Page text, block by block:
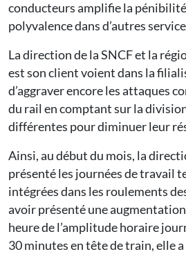
conducteurs amplifie la
polyvalence dans d’autres
La direction de la SNCF et la
est son client voient dans la
d’aggraver encore les attaques
du rail en comptant sur la
différentes pour diminuer leur
Ainsi, au début du mois, la
présenté les journées de travail
intégrées dans les roulements
avoir présenté une augmentation
heure de l’amplitude horaire
30 minutes en tête de train, elle